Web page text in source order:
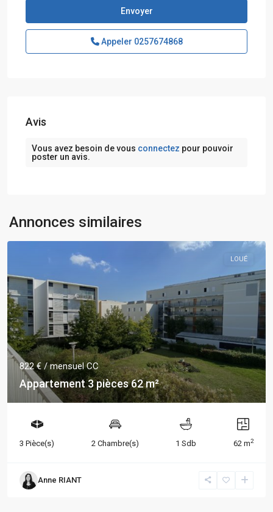
Appeler 0257674868
Avis
Vous avez besoin de vous connectez pour pouvoir
poster un avis.
Annonces similaires
LOUÉ
822 €/ mensuel CC
Appartement 3 pièces 62 m²
3 Pièce(s) 2 Chambre(s) 1 Sdb 62 m2
Anne RIANT